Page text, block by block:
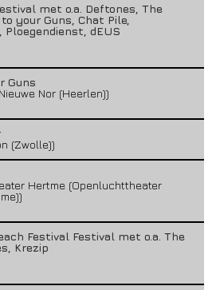
met o.a. Deftones, The
your Guns, Chat Pile,
Ploegendienst, dEUS
Guns
Nor (Heerlen))
(Zwolle))
Hertme (Openluchttheater
Festival Festival met o.a. The
Krezip